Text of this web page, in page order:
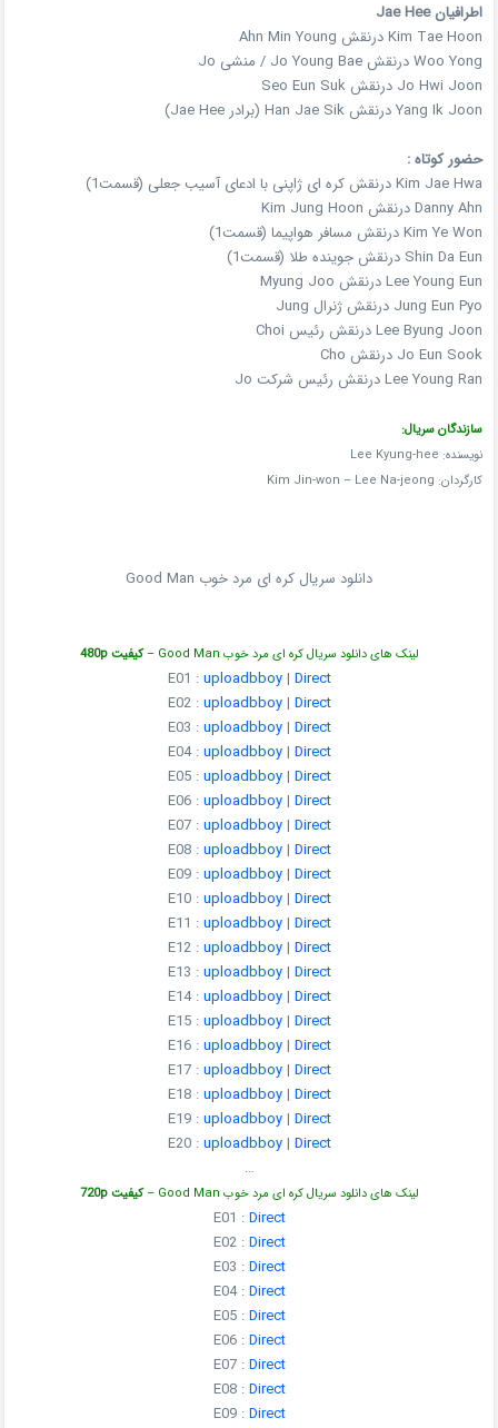
اطرافیان Jae Hee
Kim Tae Hoon درنقش Ahn Min Young
Woo Yong درنقش Jo Young Bae / منشی Jo
Jo Hwi Joon درنقش Seo Eun Suk
Yang Ik Joon درنقش Han Jae Sik (برادر Jae Hee)
حضور کوتاه :
Kim Jae Hwa درنقش کره ای ژاپنی با ادعای آسیب جعلی (قسمت1)
Danny Ahn درنقش Kim Jung Hoon
Kim Ye Won درنقش مسافر هواپیما (قسمت1)
Shin Da Eun درنقش جوینده طلا (قسمت1)
Lee Young Eun درنقش Myung Joo
Jung Eun Pyo درنقش ژنرال Jung
Lee Byung Joon درنقش رئیس Choi
Jo Eun Sook درنقش Cho
Lee Young Ran درنقش رئیس شرکت Jo
سازندگان سریال:
نویسنده: Lee Kyung-hee
کارگردان: Kim Jin-won – Lee Na-jeong
دانلود سریال کره ای مرد خوب Good Man
لینک های دانلود سریال کره ای مرد خوب Good Man – کیفیت 480p
E01 :uploadbboy| Direct
E02 :uploadbboy| Direct
E03 :uploadbboy| Direct
E04 :uploadbboy| Direct
E05 :uploadbboy| Direct
E06 :uploadbboy| Direct
E07 :uploadbboy| Direct
E08 :uploadbboy| Direct
E09 :uploadbboy| Direct
E10 :uploadbboy| Direct
E11 :uploadbboy| Direct
E12 :uploadbboy| Direct
E13 :uploadbboy| Direct
E14 :uploadbboy| Direct
E15 :uploadbboy| Direct
E16 :uploadbboy| Direct
E17 :uploadbboy| Direct
E18 :uploadbboy| Direct
E19 :uploadbboy| Direct
E20 :uploadbboy| Direct
…
لینک های دانلود سریال کره ای مرد خوب Good Man – کیفیت 720p
E01 :Direct
E02 :Direct
E03 :Direct
E04 :Direct
E05 :Direct
E06 :Direct
E07 :Direct
E08 :Direct
E09 :Direct